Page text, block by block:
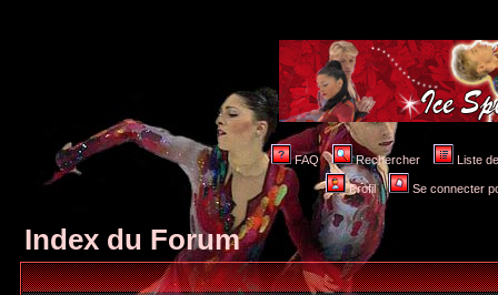
FAQ Rechercher Liste
Profil Se connecter
Index du Forum